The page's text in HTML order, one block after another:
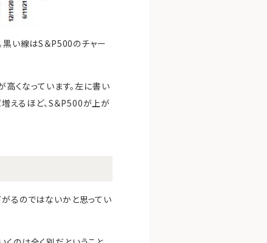
黒い線はS＆P500のチャー
くなっています。左に書い
えるほど、S＆P500が上が
るのではないかと思ってい